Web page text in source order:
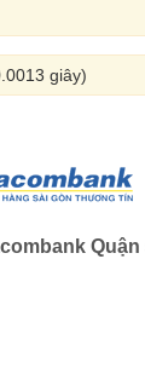
giây)
Quận